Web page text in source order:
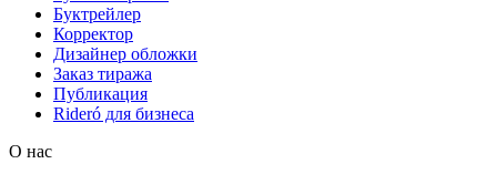
Буктрейлер
Корректор
Дизайнер обложки
Заказ тиража
Публикация
Rideró для бизнеса
О нас